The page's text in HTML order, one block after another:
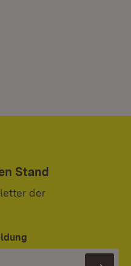
Stand
der